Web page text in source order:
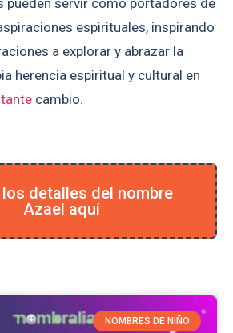
pueden servir como portadores de
espirituales, inspirando
a explorar y abrazar la
herencia espiritual y cultural en
cambio.
detalles del nombre
Azael aquí
NOMBRES DE NIÑO